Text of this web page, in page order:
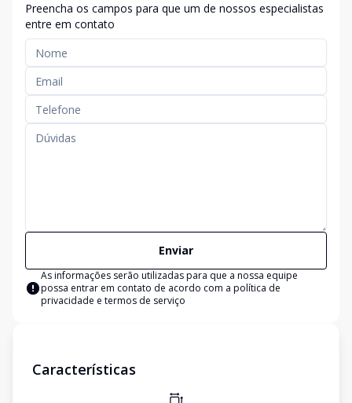
Preencha os campos para que um de nossos especialistas
entre em contato
Enviar
As informações serão utilizadas para que a nossa equipe
possa entrar em contato de acordo com a política de
privacidade e termos de serviço
Características